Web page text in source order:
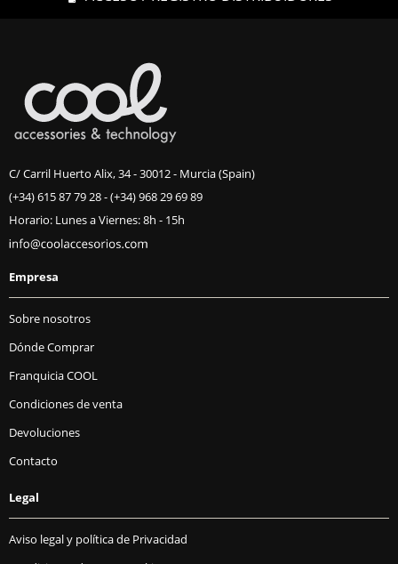
C/ Carril Huerto Alix, 34 - 30012 - Murcia (Spain)
(+34) 615 87 79 28-(+34) 968 29 69 89
Horario: Lunes a Viernes: 8h - 15h
Empresa
Sobre nosotros
Dónde Comprar
Franquicia COOL
Condiciones de venta
Devoluciones
Contacto
Legal
Aviso legal y política de Privacidad